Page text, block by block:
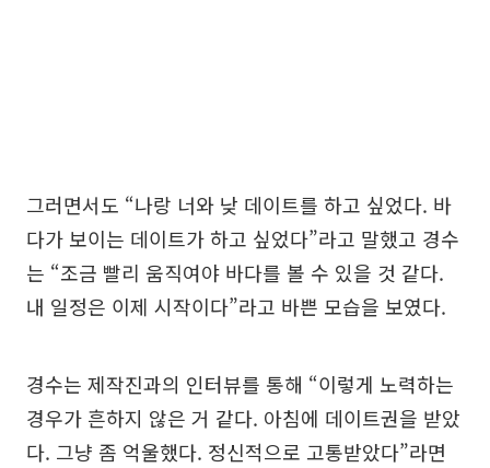
그러면서도 “나랑 너와 낮 데이트를 하고 싶었다. 바
다가 보이는 데이트가 하고 싶었다”라고 말했고 경수
는 “조금 빨리 움직여야 바다를 볼 수 있을 것 같다.
내 일정은 이제 시작이다”라고 바쁜 모습을 보였다.
경수는 제작진과의 인터뷰를 통해 “이렇게 노력하는
경우가 흔하지 않은 거 같다. 아침에 데이트권을 받았
다. 그냥 좀 억울했다. 정신적으로 고통받았다”라면